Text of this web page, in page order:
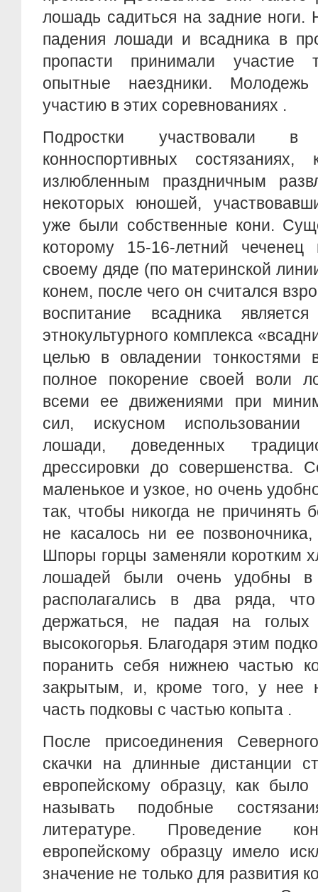
лошадь садиться на задние ноги.
падения лошади и всадника в
пропасти принимали участие
опытные наездники.
участию в этих соревнованиях .
Подростки участвовали
конноспортивных состязаниях,
излюбленным праздничным
некоторых юношей,
уже были собственные кони.
которому 15-16-летний
своему дяде (по материнской
конем, после чего он считался
воспитание всадника
этнокультурного комплекса
целью в овладении тонкостями
полное покорение своей воли
всеми ее движениями при
сил, искусном использовании
лошади, доведенных
дрессировки до совершенства.
маленькое и узкое, но очень
так, чтобы никогда не причинять
не касалось ни ее
Шпоры горцы заменяли коротким
лошадей были очень удобны в
располагались в два ряда,
держаться, не падая на голых
высокогорья. Благодаря этим
поранить себя нижнею частью
закрытым, и, кроме того, у нее
часть подковы с частью копыта .
После присоединения
скачки на длинные дистанции
европейскому образцу, как
называть подобные
литературе. Проведение
европейскому образцу имело
значение не только для развития